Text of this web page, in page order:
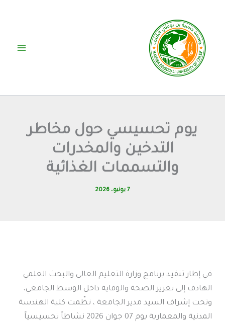
المحتوى
يوم تحسيسي حول مخاطر
التدخين والمخدرات
والتسممات الغذائية
7 يونيو، 2026
في إطار تنفيذ برنامج وزارة التعليم العالي والبحث العلمي
الهادف إلى تعزيز الصحة والوقاية داخل الوسط الجامعي،
وتحت إشراف السيد مدير الجامعة ، نظّمت كلية الهندسة
المدنية والمعمارية يوم 07 جوان 2026 نشاطاً تحسيسياً